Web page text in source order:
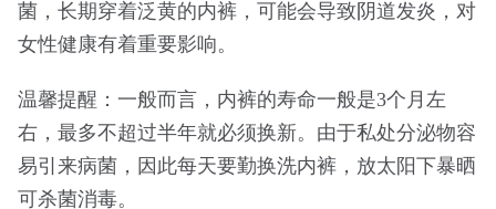
菌，长期穿着泛黄的内裤，可能会导致阴道发炎，对
女性健康有着重要影响。
温馨提醒：一般而言，内裤的寿命一般是3个月左
右，最多不超过半年就必须换新。由于私处分泌物容
易引来病菌，因此每天要勤换洗内裤，放太阳下暴晒
可杀菌消毒。